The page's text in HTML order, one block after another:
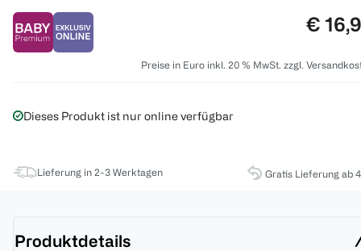
Preis:
€
Preise in Euro inkl. 20 % MwSt. zzgl.
Dieses Produkt ist nur online verfügbar
Lieferung in 2-3 Werktagen Gratis Lieferung ab
Produktdetails